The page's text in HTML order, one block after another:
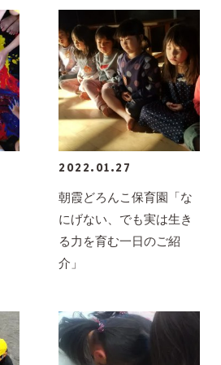
2022.01.27
朝霞どろんこ保育園「な
にげない、でも実は生き
る力を育む一日のご紹
介」